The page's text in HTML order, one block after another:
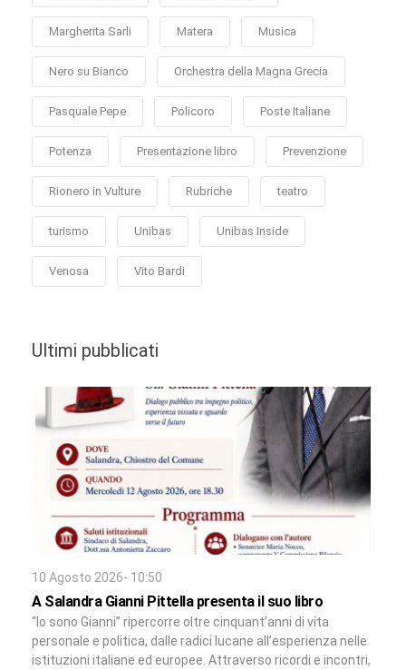
Margherita Sarli Matera Musica
Nero su Bianco Orchestra della Magna Grecia
Pasquale Pepe Policoro Poste Italiane
Potenza Presentazione libro Prevenzione
Rionero in Vulture Rubriche teatro
turismo Unibas Unibas Inside
Venosa Vito Bardi
Ultimi pubblicati
10 Agosto 2026- 10:50
A Salandra Gianni Pittella presenta il suo libro
“Io sono Gianni” ripercorre oltre cinquant’anni di vita
personale e politica, dalle radici lucane all’esperienza nelle
istituzioni italiane ed europee. Attraverso ricordi e incontri,